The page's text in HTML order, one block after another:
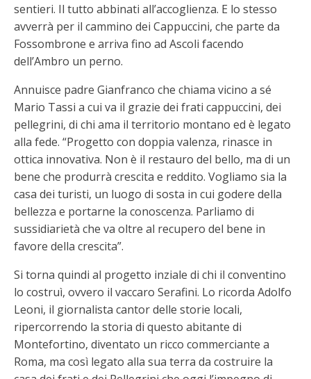
sentieri. Il tutto abbinati all’accoglienza. E lo stesso
avverrà per il cammino dei Cappuccini, che parte da
Fossombrone e arriva fino ad Ascoli facendo
dell’Ambro un perno.
Annuisce padre Gianfranco che chiama vicino a sé
Mario Tassi a cui va il grazie dei frati cappuccini, dei
pellegrini, di chi ama il territorio montano ed è legato
alla fede. “Progetto con doppia valenza, rinasce in
ottica innovativa. Non è il restauro del bello, ma di un
bene che produrrà crescita e reddito. Vogliamo sia la
casa dei turisti, un luogo di sosta in cui godere della
bellezza e portarne la conoscenza. Parliamo di
sussidiarietà che va oltre al recupero del bene in
favore della crescita”.
Si torna quindi al progetto inziale di chi il conventino
lo costruì, ovvero il vaccaro Serafini. Lo ricorda Adolfo
Leoni, il giornalista cantor delle storie locali,
ripercorrendo la storia di questo abitante di
Montefortino, diventato un ricco commerciante a
Roma, ma così legato alla sua terra da costruire la